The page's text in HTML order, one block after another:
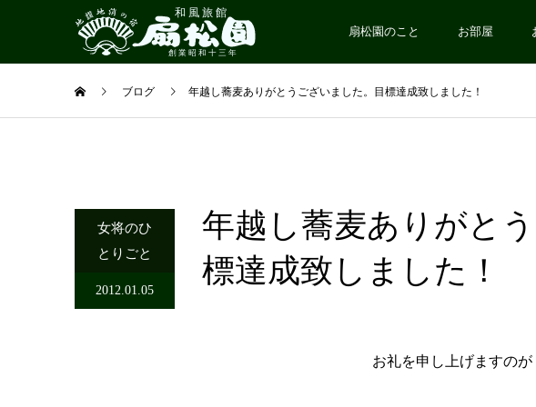
扇松園のこと お部屋
ブログ 年越し蕎麦ありがとうございました。目標達成致しました！
女将のひ
とりごと
2012.01.05
年越し蕎麦ありがと
標達成致しました！
お礼を申し上げますのが